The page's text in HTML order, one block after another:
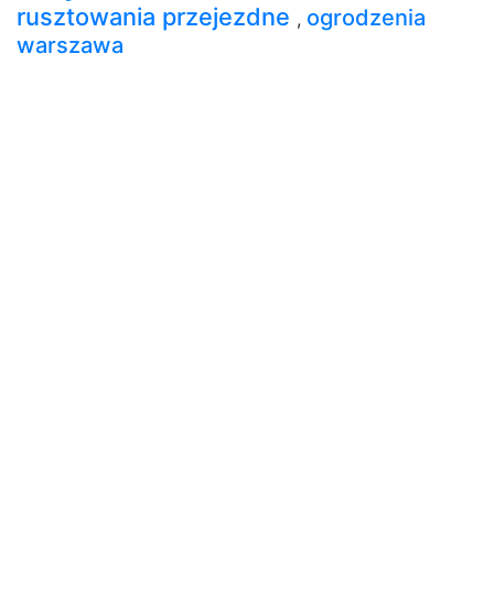
rusztowania przejezdne , ogrodzenia
warszawa